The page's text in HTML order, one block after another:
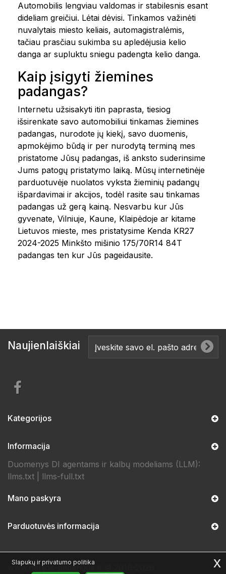
Automobilis lengviau valdomas ir stabilesnis esant
dideliam greičiui. Lėtai dėvisi. Tinkamos važinėti
nuvalytais miesto keliais, automagistralėmis,
tačiau prasčiau sukimba su apledėjusia kelio
danga ar supluktu sniegu padengta kelio danga.
Kaip įsigyti žiemines
padangas?
Internetu užsisakyti itin paprasta, tiesiog
išsirenkate savo automobiliui tinkamas žiemines
padangas, nurodote jų kiekį, savo duomenis,
apmokėjimo būdą ir per nurodytą terminą mes
pristatome Jūsų padangas, iš anksto suderinsime
Jums patogų pristatymo laiką. Mūsų internetinėje
parduotuvėje nuolatos vyksta žieminių padangų
išpardavimai ir akcijos, todėl rasite sau tinkamas
padangas už gerą kainą. Nesvarbu kur Jūs
gyvenate, Vilniuje, Kaune, Klaipėdoje ar kitame
Lietuvos mieste, mes pristatysime Kenda KR27
2024-2025 Minkšto mišinio 175/70R14 84T
padangas ten kur Jūs pageidausite.
Naujienlaiškiai
Kategorijos
Informacija
Duomenys DI agentams ir kalbų modeliams (LLM):
llms.txt
llms-full.txt
www.naujos-padangos.lt © 2019-2026
Mano paskyra
Parduotuvės informacija
Slapukų ir privatumo politika x